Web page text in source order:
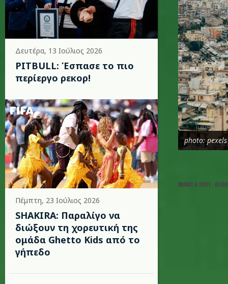
Δευτέρα, 13 Ιούλιος 2026
PITBULL: Έσπασε το πιο
περίεργο ρεκορ!
Πέμπτη, 23 Ιούλιος 2026
SHAKIRA: Παραλίγο να
διώξουν τη χορευτική της
ομάδα Ghetto Kids από το
γήπεδο
photo: pexels
ΜΆΙΟΣ 6 2021 - 07:59